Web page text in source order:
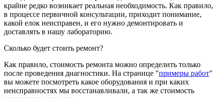
крайне редко возникает реальная необходимость. Как правило,
в процессе первичной консультации, приходит понимание,
какой елок неисправен, и его нужно демонтировать и
доставлять в нашу лабораторию.
Сколько будет стоить ремонт?
Как правило, стоимость ремонта можно определить только
после проведения диагностики. На странице "примеры работ"
вы можете посмотреть какое оборудования и при каких
неисправностях мы восстанавливали, а так же стоимость